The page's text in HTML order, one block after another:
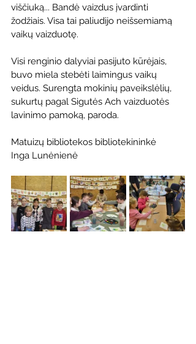
viščiuką... Bandė vaizdus įvardinti
žodžiais. Visa tai paliudijo neišsemiamą
vaikų vaizduotę.
Visi renginio dalyviai pasijuto kūrėjais,
buvo miela stebėti laimingus vaikų
veidus. Surengta mokinių paveikslėlių,
sukurtų pagal Sigutės Ach vaizduotės
lavinimo pamoką, paroda.
Matuizų bibliotekos bibliotekininkė
Inga Lunėnienė